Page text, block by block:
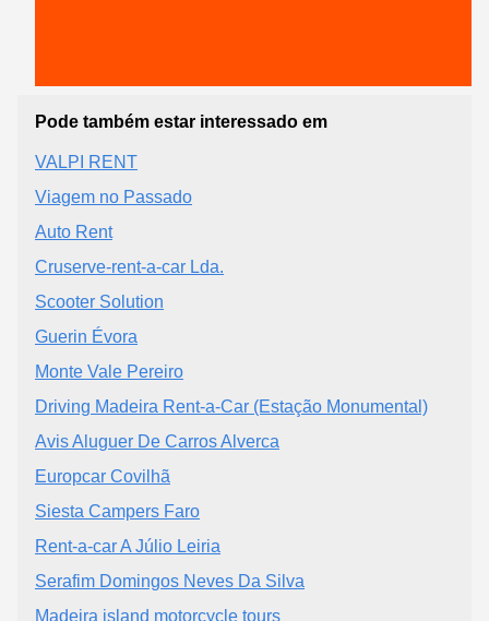
Pode também estar interessado em
VALPI RENT
Viagem no Passado
Auto Rent
Cruserve-rent-a-car Lda.
Scooter Solution
Guerin Évora
Monte Vale Pereiro
Driving Madeira Rent-a-Car (Estação Monumental)
Avis Aluguer De Carros Alverca
Europcar Covilhã
Siesta Campers Faro
Rent-a-car A Júlio Leiria
Serafim Domingos Neves Da Silva
Madeira island motorcycle tours